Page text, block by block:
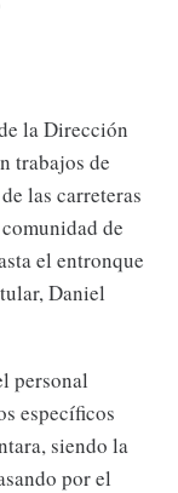
la Dirección
trabajos de
las carreteras
de
el entronque
Daniel
personal
específicos
siendo la
por el